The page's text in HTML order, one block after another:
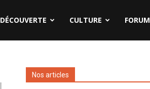
DÉCOUVERTE CULTURE FORUM
Nos articles